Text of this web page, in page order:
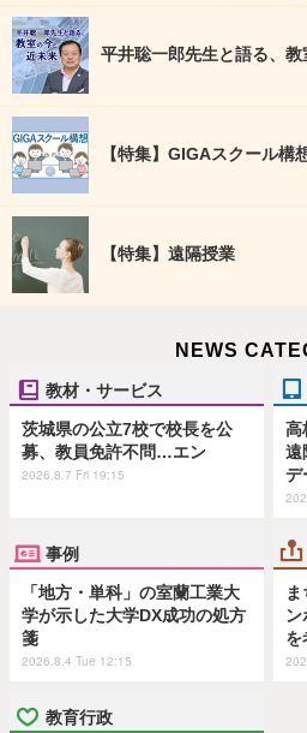
平井聡一郎先生と語る、
【特集】GIGAスクール構
【特集】遠隔授業
NEWS
教材・サービス
茨城県の公立7校で校長を公
募、教員免許不問…エン
2026.8.7 Fri 19:15
高
遠
デ
事例
「地方・単科」の室蘭工業大
学が示した大学DX成功の処方
箋
2026.8.4 Tue 12:15
を
教育行政